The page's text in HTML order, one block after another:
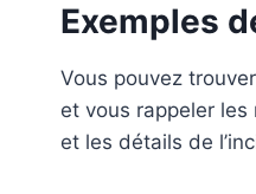
Exemples
Vous pouvez
et vous rappeler les
et les détails de